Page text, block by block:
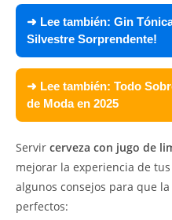
➜ Lee también: Gin
Silvestre Sorprendente!
➜ Lee también: Todo
de Moda en 2025
Servir cerveza con jugo de
mejorar la experiencia de
algunos consejos para que
perfectos: